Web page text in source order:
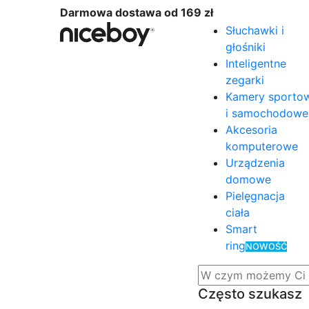
Darmowa dostawa od 169 zł
Słuchawki i
głośniki
Inteligentne
zegarki
Kamery
i samochodowe
Akcesoria
komputerowe
Urządzenia
domowe
Pielęgnacja
ciała
Smart
ringNOWOŚĆ
Często szukasz